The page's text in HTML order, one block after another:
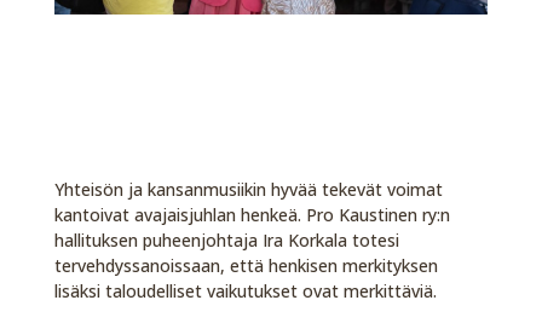
Yhteisön ja kansanmusiikin hyvää tekevät voimat
kantoivat avajaisjuhlan henkeä. Pro Kaustinen ry:n
hallituksen puheenjohtaja Ira Korkala totesi
tervehdyssanoissaan, että henkisen merkityksen
lisäksi taloudelliset vaikutukset ovat merkittäviä.